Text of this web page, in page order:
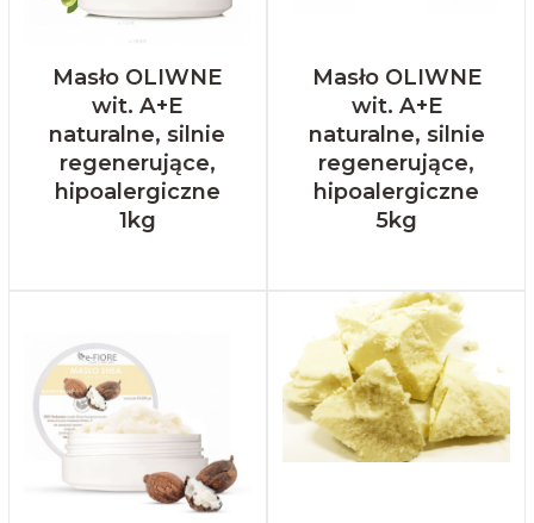
Masło OLIWNE
wit. A+E
naturalne, silnie
regenerujące,
hipoalergiczne
1kg
Masło OLIWNE
wit. A+E
naturalne, silnie
regenerujące,
hipoalergiczne
5kg